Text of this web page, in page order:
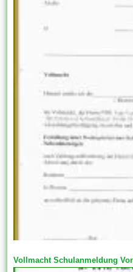
Vollmacht Schulanmeldung